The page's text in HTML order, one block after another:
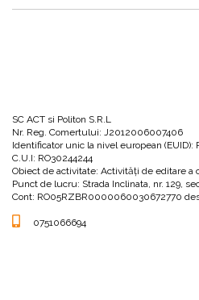
SC ACT si Politon S.R.L
Nr. Reg. Comertului: J2012006007406
Identificator unic la nivel european (EUID):
C.U.I: RO30244244
Obiect de activitate: Activităţi de editare a
Punct de lucru: Strada Inclinata, nr. 129,
Cont: RO05RZBR0000060030672770
0751066694